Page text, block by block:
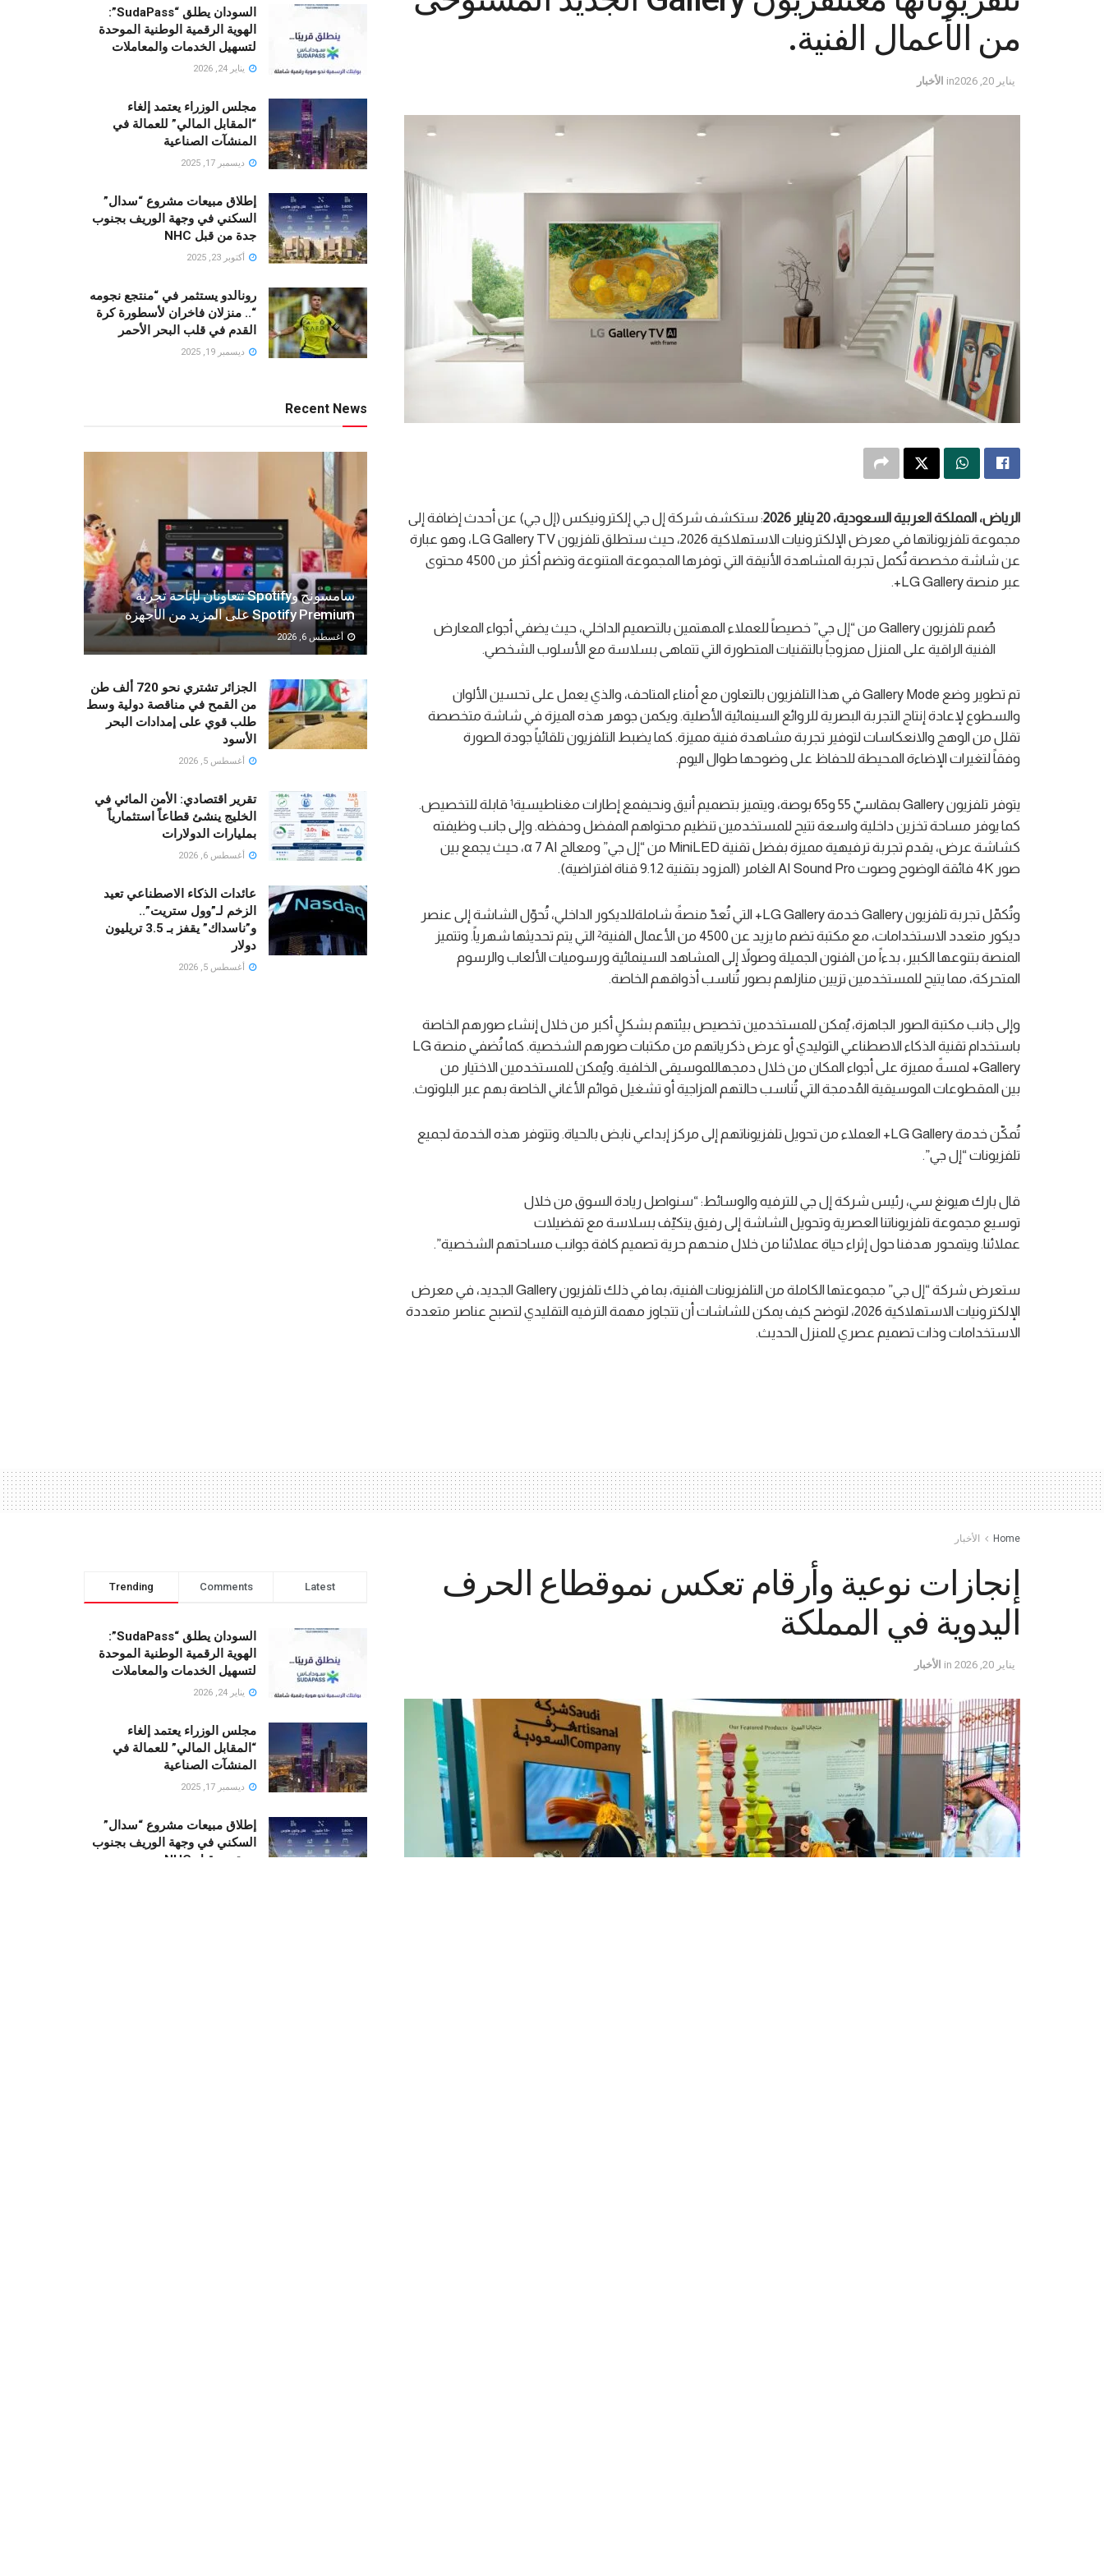
من الأعمال الفنية.
يناير 20, 2026 in الأخبار
الرياض، المملكة العربية السعودية، 20 يناير 6
: ستكشف شركة إل جي إلكترونيكس (إل جي) عن أحدث إضافة إلى
مجموعة تلفزيوناتها في معرض الإلكترونيات الاستهلاكية 2026، حيث ستطلق تلفزيون LG Gallery TV، وهو عبارة
عن شاشة مخصصة تُكمل تجربة المشاهدة الأنيقة التي توفرها المجموعة المتنوعة وتضم أكثر من 4500 محتوى
عبر منصة LG Gallery+.
صُمم تلفزيون Gallery من “إل جي” خصيصاً للعملاء المهتمين بالتصميم الداخلي، حيث يضفي أجواء المعارض
الفنية الراقية على المنزل ممزوجاً بالتقنيات المتطورة التي تتماهى بسلاسة مع الأسلوب الشخصي.
تم تطوير وضع Gallery Mode في هذا التلفزيون بالتعاون مع أمناء المتاحف، والذي يعمل على تحسين الألوان
والسطوع لإعادة إنتاج التجربة البصرية للروائع السينمائية الأصلية. ويكمن جوهر هذه الميزة في شاشة متخصصة
تقلل من الوهج والانعكاسات لتوفير تجربة مشاهدة فنية مميزة. كما يضبط التلفزيون تلقائياً جودة الصورة
وفقاً لتغيرات الإضاءة المحيطة للحفاظ على وضوحها طوال اليوم.
يتوفر تلفزيون Gallery بمقاسيّ 55 و65 بوصة، ويتميز بتصميم أنيق ونحيفمع إطارات مغناطيسية 1 قابلة للتخصيص.
كما يوفر مساحة تخزين داخلية واسعة تتيح للمستخدمين تنظيم محتواهم المفضل وحفظه. وإلى جانب وظيفته
كشاشة عرض، يقدم تجربة ترفيهية مميزة بفضل تقنية MiniLED من “إل جي” ومعالج α 7 AI، حيث يجمع بين
صور 4K فائقة الوضوح وصوت AI Sound Pro الغامر (المزود بتقنية 9.1.2 قناة افتراضية).
وتُكمّل تجربة تلفزيون Gallery خدمة LG Gallery+ التي تُعدّ منصةً شاملةللديكور الداخلي، تُحوّل الشاشة إلى عنصر
ديكور متعدد الاستخدامات، مع مكتبة تضم ما يزيد عن 4500 من الأعمال الفنية
2 التي يتم تحديثها شهرياً. وتتميز
المنصة بتنوعها الكبير، بدءاً من الفنون الجميلة وصولاً إلى المشاهد السينمائية ورسوميات الألعاب والرسوم
المتحركة، مما يتيح للمستخدمين تزيين منازلهم بصور تُناسب أذواقهم الخاصة.
وإلى جانب مكتبة الصور الجاهزة، يُمكن للمستخدمين تخصيص بيئتهم بشكلٍ أكبر من خلال إنشاء صورهم الخاصة
باستخدام تقنية الذكاء الاصطناعي التوليدي أو عرض ذكرياتهم من مكتبات صورهم الشخصية. كما تُضفي منصة LG
Gallery+ لمسةً مميزة على أجواء المكان من خلال دمجهاللموسيقى الخلفية. ويُمكن للمستخدمين الاختيار من
بين المقطوعات الموسيقية المُدمجة التي تُناسب حالتهم المزاجية أو تشغيل قوائم الأغاني الخاصة بهم عبر البلوتوث.
تُمكّن خدمة LG Gallery+ العملاء من تحويل تلفزيوناتهم إلى مركز إبداعي نابض بالحياة. وتتوفر هذه الخدمة لجميع
تلفزيونات “إل جي”.
قال بارك هيونغ سي، رئيس شركة إل جي للترفيه والوسائط: “سنواصل ريادة السوق من خلال
توسيع مجموعة تلفزيوناتنا العصرية وتحويل الشاشة إلى رفيق يتكيّف بسلاسة مع تفضيلات
عملائنا. ويتمحور هدفنا حول إثراء حياة عملائنا من خلال منحهم حرية تصميم كافة جوانب مساحتهم الشخصية”.
ستعرض شركة “إل جي” مجموعتها الكاملة من التلفزيونات الفنية، بما في ذلك تلفزيون Gallery الجديد، في معرض
الإلكترونيات الاستهلاكية 2026، لتوضح كيف يمكن للشاشات أن تتجاوز مهمة الترفيه التقليدي لتصبح عناصر متعددة
الاستخدامات وذات تصميم عصري للمنزل الحديث.
السودان يطلق “SudaPass”:
الهوية الرقمية الوطنية الموحدة
لتسهيل الخدمات والمعاملات
يناير 24, 2026
مجلس الوزراء يعتمد إلغاء
“المقابل المالي” للعمالة في
المنشآت الصناعية
ديسمبر 17, 2025
إطلاق مبيعات مشروع “سدال”
السكني في وجهة الوريف بجنوب
جدة من قبل NHC
أكتوبر 23, 2025
رونالدو يستثمر في “منتجع نجومه
“.. منزلان فاخران لأسطورة كرة
القدم في قلب البحر الأحمر
ديسمبر 19, 2025
Recent News
سامسونج وSpotify تتعاونان لإتاحة تجربة
Spotify Premium على المزيد من الأجهزة
أغسطس 6, 2026
الجزائر تشتري نحو 720 ألف طن
من القمح في مناقصة دولية وسط
طلب قوي على إمدادات البحر
الأسود
أغسطس 5, 2026
تقرير اقتصادي: الأمن المائي في
الخليج ينشئ قطاعاً استثمارياً
بمليارات الدولارات
أغسطس 6, 2026
عائدات الذكاء الاصطناعي تعيد
الزخم لـ”وول ستريت”..
و”ناسداك” يقفز بـ 3.5 تريليون
دولار
أغسطس 5, 2026
Home الأخبار
إنجازات نوعية وأرقام تعكس نموقطاع الحرف
اليدوية في المملكة
يناير 20, 2026 in الأخبار
Trending Comments Latest
السودان يطلق “SudaPass”:
الهوية الرقمية الوطنية الموحدة
لتسهيل الخدمات والمعاملات
يناير 24, 2026
مجلس الوزراء يعتمد إلغاء
“المقابل المالي” للعمالة في
المنشآت الصناعية
ديسمبر 17, 2025
إطلاق مبيعات مشروع “سدال”
السكني في وجهة الوريف بجنوب
جدة من قبل NHC